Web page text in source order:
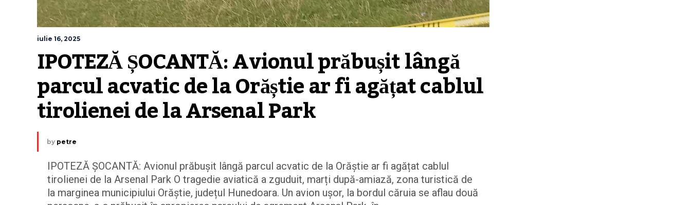
iulie 16, 2025
IPOTEZĂ ȘOCANTĂ: Avionul prăbușit lângă
parcul acvatic de la Orăștie ar fi agățat cablul
tirolienei de la Arsenal Park
by petre
IPOTEZĂ ȘOCANTĂ: Avionul prăbușit lângă parcul acvatic de la Orăștie ar fi agățat cablul
tirolienei de la Arsenal Park O tragedie aviatică a zguduit, marți după-amiază, zona turistică de
la marginea municipiului Orăștie, județul Hunedoara. Un avion ușor, la bordul căruia se aflau două